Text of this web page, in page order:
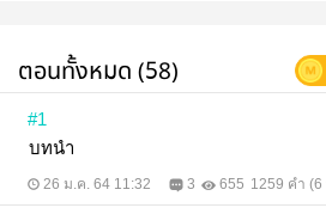
อยากได้ทุกส่วนของผมแท้ๆ ถึ
ร่างกายของคุณตอบผมอย่างอ่
ขึ้นในตัวเธอ และสราวลีไม่รู้วิ
ตอนทั้งหมด (58)
#1
บทนำ
26 ม.ค. 64 11:32 3 655 1259 คำ